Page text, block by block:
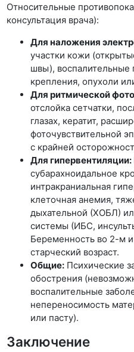
Относительные
консультация врача):
Для наложения
участки кожи
швы), воспалительные
крепления, опухоли
Для ритмической
отслойка сетчатки,
глазах, кератит,
фоточувствительной
с крайней
Для гипервентиляции:
субарахноидальное
интракраниальная
клеточная анемия,
дыхательной (ХОБЛ)
системы (ИБС,
Беременность во 2-м
старческий возраст.
Общие: Психические
обострения
воспалительные
непереносимость
или пасту).
Заключение